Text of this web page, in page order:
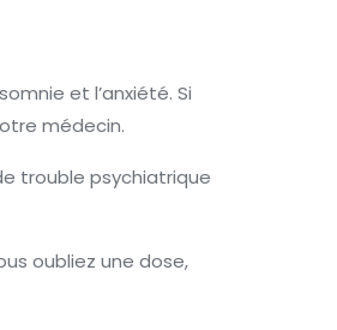
et l’anxiété. Si
médecin.
trouble psychiatrique
oubliez une dose,